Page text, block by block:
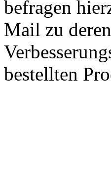
befragen
Mail zu
bestellten